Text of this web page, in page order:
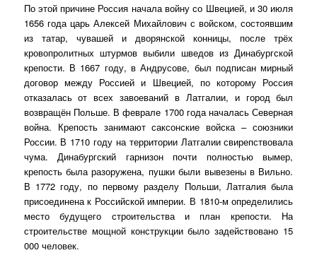
По этой причине Россия начала войну со Швецией, и 30 июля
1656 года царь Алексей Михайлович с войском, состоявшим
из татар, чувашей и дворянской конницы, после трёх
кровопролитных штурмов выбили шведов из Динабургской
крепости. В 1667 году, в Андрусове, был подписан мирный
договор между Россией и Швецией, по которому Россия
отказалась от всех завоеваний в Латгалии, и город был
возвращён Польше. В феврале 1700 года началась Северная
война. Крепость занимают саксонские войска – союзники
России. В 1710 году на территории Латгалии свирепствовала
чума. Динабургский гарнизон почти полностью вымер,
крепость была разоружена, пушки были вывезены в Вильно.
В 1772 году, по первому разделу Польши, Латгалия была
присоединена к Российской империи. В 1810-м определились
место будущего строительства и план крепости. На
строительстве мощной конструкции было задействовано 15
000 человек.